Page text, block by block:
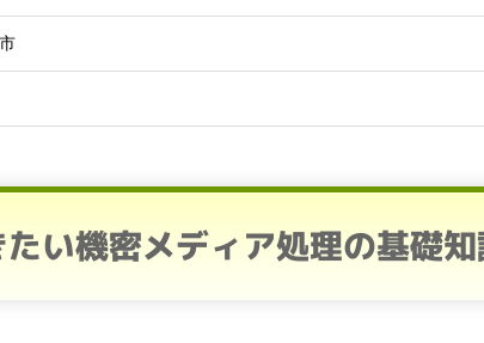
い機密メディア処理の基礎